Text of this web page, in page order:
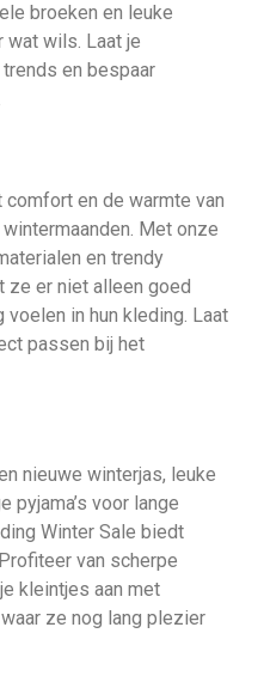
broeken en leuke
wils. Laat je
en bespaar
en de warmte van
Met onze
en trendy
ze er niet alleen goed
in hun kleding. Laat
passen bij het
nieuwe winterjas, leuke
voor lange
Winter Sale biedt
van scherpe
kleintjes aan met
ze nog lang plezier